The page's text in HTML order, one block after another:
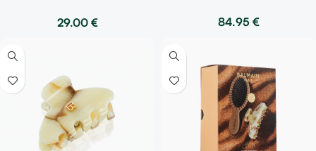
kreminiai skaistalai
29.00 €
Collection
84.95 €